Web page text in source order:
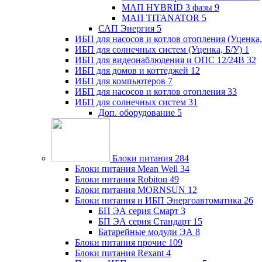
МАП HYBRID 3 фазы 9
МАП TITANATOR 5
САП Энергия 5
ИБП для насосов и котлов отопления
ИБП для солнечных систем (Уценка, Б/У) 1
ИБП для видеонаблюдения и ОПС 12/24В 32
ИБП для домов и коттеджей 12
ИБП для компьютеров 7
ИБП для насосов и котлов отопления 33
ИБП для солнечных систем 31
Доп. оборудование 5
Блоки питания 284
Блоки питания Mean Well 34
Блоки питания Robiton 49
Блоки питания MORNSUN 12
Блоки питания и ИБП Энергоавтоматика 26
БП ЭА серия Смарт 3
БП ЭА серия Стандарт 15
Батарейные модули ЭА 8
Блоки питания прочие 109
Блоки питания Rexant 4